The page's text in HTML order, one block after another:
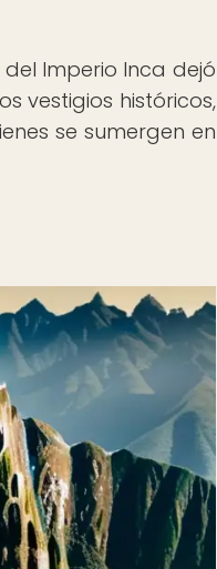
Imperio Inca dejó
vestigios históricos,
se sumergen en